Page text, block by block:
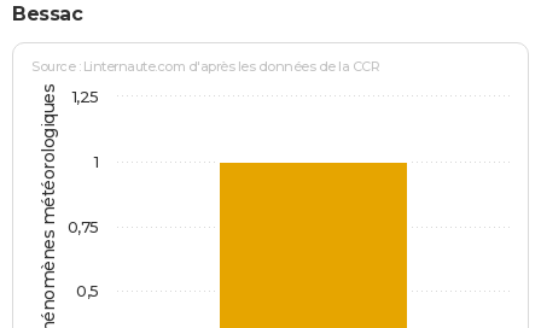
Bessac
Source : Linternaute.com d'après les données de la CCR
0,5
0,75
1
1,25